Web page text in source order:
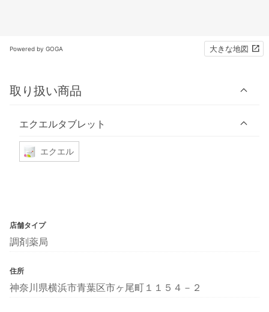
Powered by GOGA 大きな地図
取り扱い商品
エクエルタブレット
エクエル
店舗タイプ
調剤薬局
住所
神奈川県横浜市青葉区市ヶ尾町１１５４－２